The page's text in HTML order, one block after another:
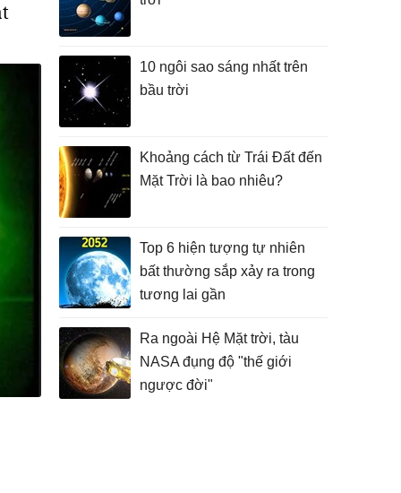
10 ngôi sao sáng nhất trên
bầu trời
Khoảng cách từ Trái Đất đến
Mặt Trời là bao nhiêu?
Top 6 hiện tượng tự nhiên
bất thường sắp xảy ra trong
tương lai gần
Ra ngoài Hệ Mặt trời, tàu
NASA đụng độ "thế giới
ngược đời"